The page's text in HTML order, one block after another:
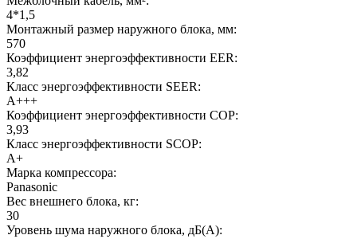
4*1,5
Монтажный размер наружного блока, мм:
570
Коэффициент энергоэффективности EER:
3,82
Класс энергоэффективности SEER:
A+++
Коэффициент энергоэффективности COP:
3,93
Класс энергоэффективности SCOP:
A+
Марка компрессора:
Panasonic
Вес внешнего блока, кг:
30
Уровень шума наружного блока, дБ(А):